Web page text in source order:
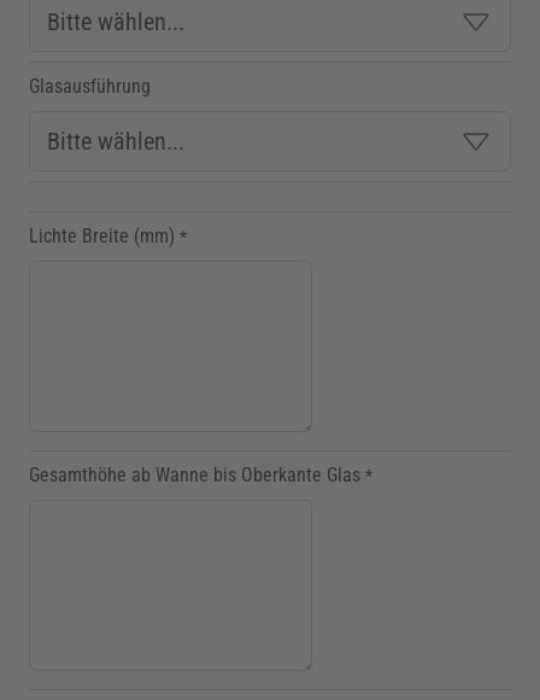
Glasausführung
Lichte Breite (mm) *
Gesamthöhe ab Wanne bis Oberkante Glas *